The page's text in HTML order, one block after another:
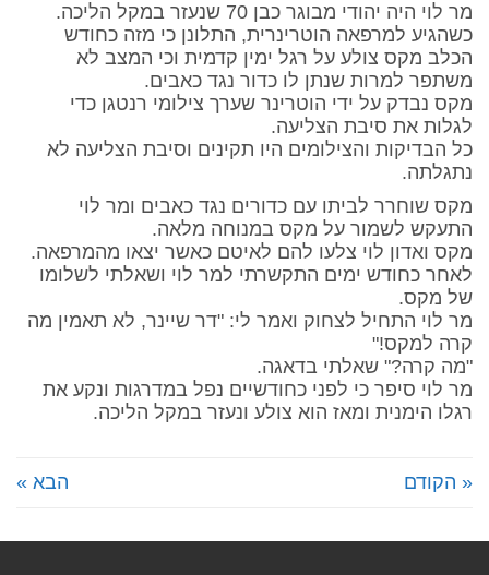
מר לוי היה יהודי מבוגר כבן 70 שנעזר במקל הליכה.
כשהגיע למרפאה הוטרינרית, התלונן כי מזה כחודש
הכלב מקס צולע על רגל ימין קדמית וכי המצב לא
משתפר למרות שנתן לו כדור נגד כאבים.
מקס נבדק על ידי הוטרינר שערך צילומי רנטגן כדי
לגלות את סיבת הצליעה.
כל הבדיקות והצילומים היו תקינים וסיבת הצליעה לא
נתגלתה.
מקס שוחרר לביתו עם כדורים נגד כאבים ומר לוי
התעקש לשמור על מקס במנוחה מלאה.
מקס ואדון לוי צלעו להם לאיטם כאשר יצאו מהמרפאה.
לאחר כחודש ימים התקשרתי למר לוי ושאלתי לשלומו
של מקס.
מר לוי התחיל לצחוק ואמר לי: "דר שיינר, לא תאמין מה
קרה למקס!"
"מה קרה?" שאלתי בדאגה.
מר לוי סיפר כי לפני כחודשיים נפל במדרגות ונקע את
רגלו הימנית ומאז הוא צולע ונעזר במקל הליכה.
« הקודם הבא »